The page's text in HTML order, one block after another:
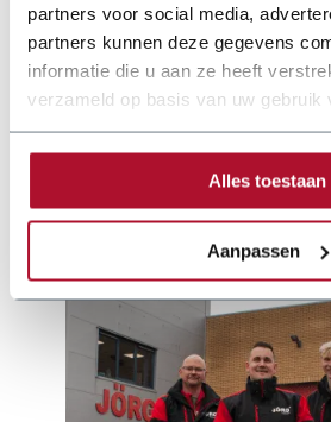
partners voor social media,
partners kunnen deze gegevens
informatie die u aan ze heeft
verzameld op basis van uw gebruik
Alles toestaan
Aanpassen
Documentation